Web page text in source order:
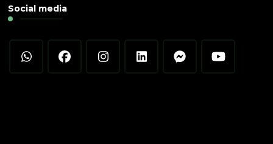
Social media